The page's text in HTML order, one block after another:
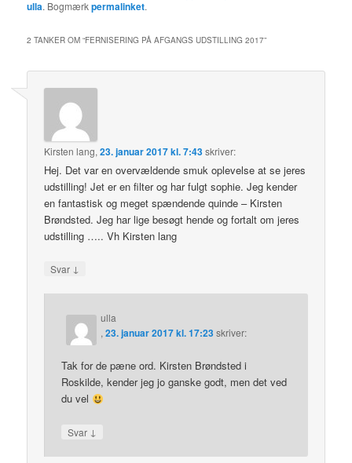
ulla. Bogmærkpermalinket.
2 TANKER OM “FERNISERING PÅ AFGANGS UDSTILLING 2017”
Kirsten lang,23. januar 2017 kl. 7:43skriver:
Hej. Det var en overvældende smuk oplevelse at se jeres
udstilling! Jet er en filter og har fulgt sophie. Jeg kender
en fantastisk og meget spændende quinde – Kirsten
Brøndsted. Jeg har lige besøgt hende og fortalt om jeres
udstilling ….. Vh Kirsten lang
Svar ↓
ulla
,23. januar 2017 kl. 17:23skriver:
Tak for de pæne ord. Kirsten Brøndsted i
Roskilde, kender jeg jo ganske godt, men det ved
du vel
Svar ↓